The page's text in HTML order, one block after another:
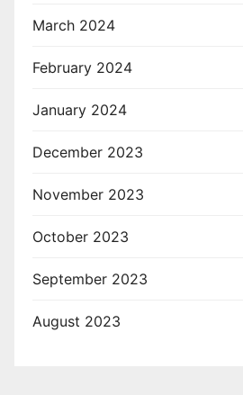
March 2024
February 2024
January 2024
December 2023
November 2023
October 2023
September 2023
August 2023